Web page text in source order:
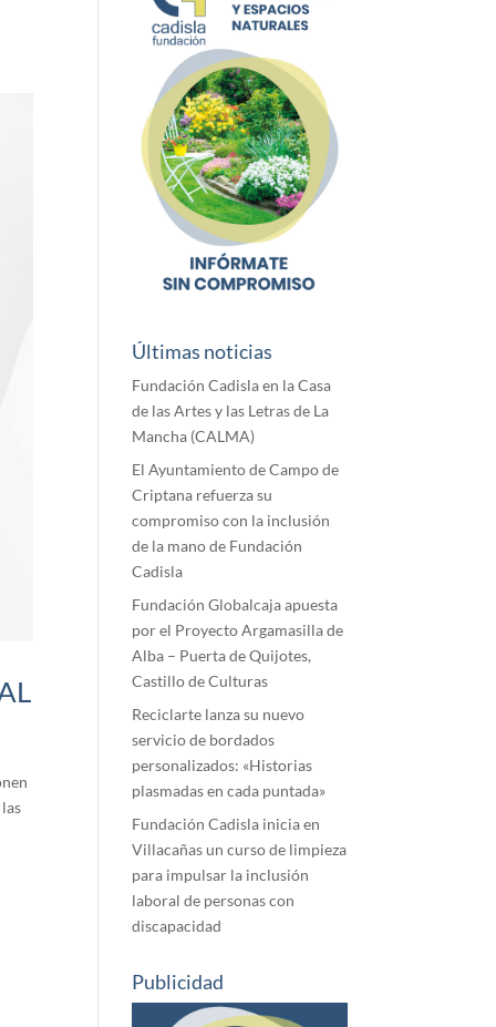
Últimas noticias
Fundación Cadisla en la Casa
de las Artes y las Letras de La
Mancha (CALMA)
El Ayuntamiento de Campo de
Criptana refuerza su
compromiso con la inclusión
de la mano de Fundación
Cadisla
Fundación Globalcaja apuesta
por el Proyecto Argamasilla de
Alba – Puerta de Quijotes,
Castillo de Culturas
Reciclarte lanza su nuevo
servicio de bordados
personalizados: «Historias
plasmadas en cada puntada»
Fundación Cadisla inicia en
Villacañas un curso de limpieza
para impulsar la inclusión
laboral de personas con
discapacidad
Publicidad